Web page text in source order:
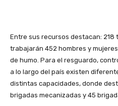
Entre sus recursos destacan: 218
trabajarán 452 hombres y
de humo. Para el resguardo,
a lo largo del país existen
distintas capacidades, donde
brigadas mecanizadas y 45